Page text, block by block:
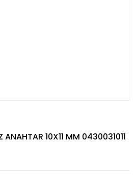
ANAHTAR 10X11 MM 0430031011